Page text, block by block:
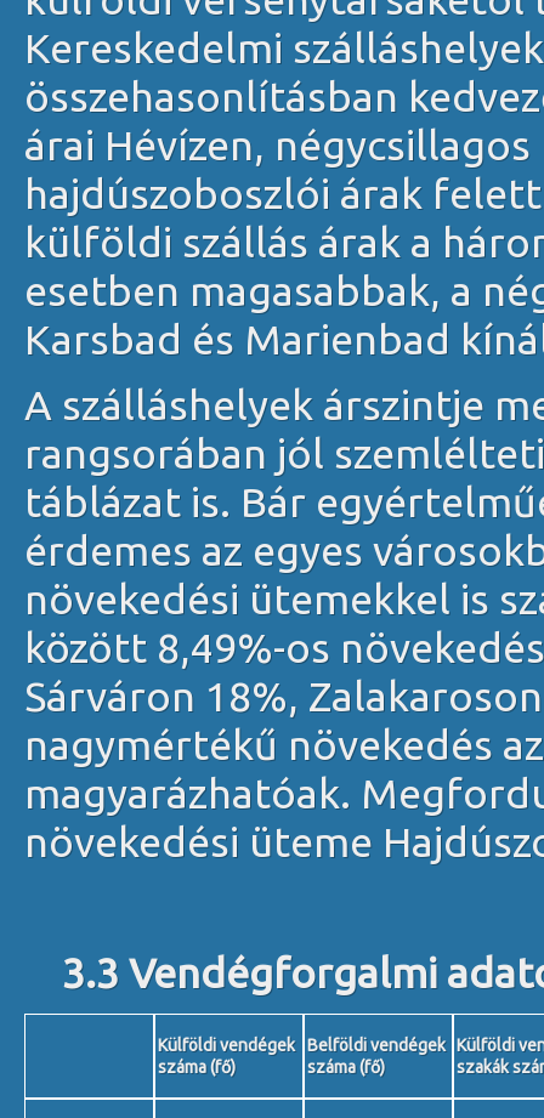
Kereskedelmi
összehasonlításban
árai Hévízen,
hajdúszoboszlói árak
külföldi szállás árak a
esetben magasabbak, a
Karsbad és Marienbad
A szálláshelyek árszintje
rangsorában jól
táblázat is. Bár
érdemes az egyes
növekedési ütemekkel is
között 8,49%-os
Sárváron 18%,
nagymértékű növekedés
magyarázhatóak.
növekedési üteme
3.3 Vendégforgalmi
Külföldi vendégek
száma (fő)
Belföldi vendégek
száma (fő)
Külföldi
szakák